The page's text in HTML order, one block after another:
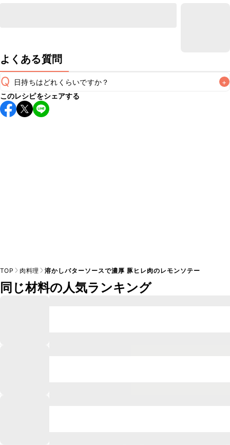
よくある質問
Q 日持ちはどれくらいですか？ +
保存期間は冷蔵で翌日中が目安です。なるべくお早めにお召
し上がりください。
このレシピをシェアする
TOP 肉料理 溶かしバターソースで濃厚 豚ヒレ肉のレモンソテー
同じ材料の人気ランキング